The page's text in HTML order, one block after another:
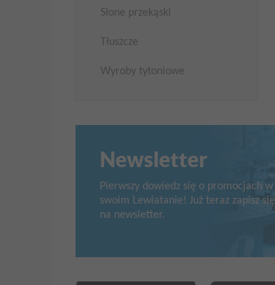
Słone przekąski
Tłuszcze
Wyroby tytoniowe
Newsletter
Pierwszy dowiedz się o promocjach w
swoim Lewiatanie! Już teraz zapisz się
na newsletter.